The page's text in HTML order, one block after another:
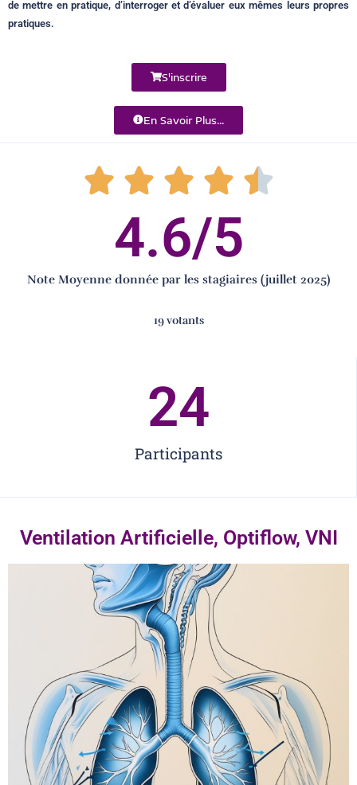
de mettre en pratique, d’interroger et d’évaluer eux mêmes leurs propres
pratiques.
S'inscrire
En Savoir Plus...
Participants
24
Note Moyenne donnée par les stagiaires (juillet 2025)
4.6/5
19 votants
Ventilation Artificielle, Optiflow, VNI